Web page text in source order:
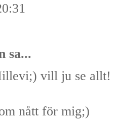
sa...
vill ju se allt!
nått för mig;)